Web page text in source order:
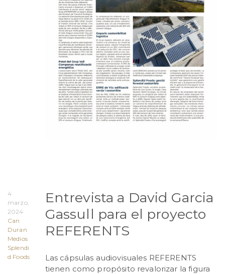
4
marzo,
2024
Can
Duran
Medios
Splendi
d Foods
Entrevista a David Garcia
Gassull para el proyecto
REFERENTS
Las cápsulas audiovisuales REFERENTS
tienen como propósito revalorizar la figura